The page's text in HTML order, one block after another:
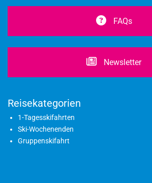
FAQs
Newsletter
Reisekategorien
1-Tagesskifahrten
Ski-Wochenenden
Gruppenskifahrt